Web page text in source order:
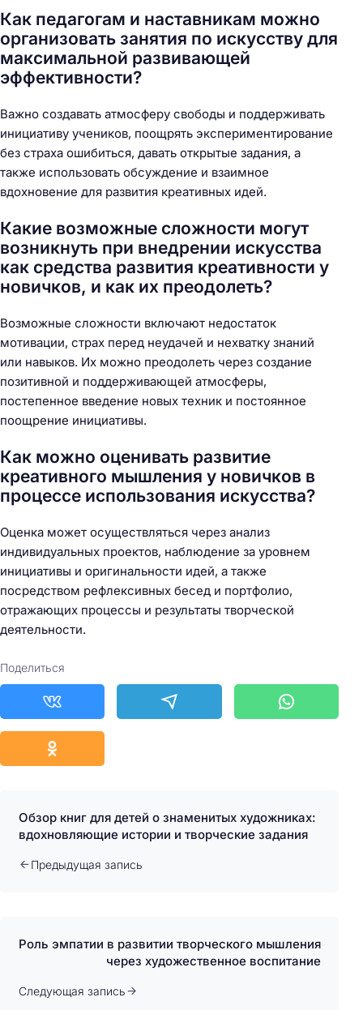
Как педагогам и наставникам можно
организовать занятия по искусству для
максимальной развивающей
эффективности?
Важно создавать атмосферу свободы и поддерживать
инициативу учеников, поощрять экспериментирование
без страха ошибиться, давать открытые задания, а
также использовать обсуждение и взаимное
вдохновение для развития креативных идей.
Какие возможные сложности могут
возникнуть при внедрении искусства
как средства развития креативности у
новичков, и как их преодолеть?
Возможные сложности включают недостаток
мотивации, страх перед неудачей и нехватку знаний
или навыков. Их можно преодолеть через создание
позитивной и поддерживающей атмосферы,
постепенное введение новых техник и постоянное
поощрение инициативы.
Как можно оценивать развитие
креативного мышления у новичков в
процессе использования искусства?
Оценка может осуществляться через анализ
индивидуальных проектов, наблюдение за уровнем
инициативы и оригинальности идей, а также
посредством рефлексивных бесед и портфолио,
отражающих процессы и результаты творческой
деятельности.
Поделиться
Обзор книг для детей о знаменитых художниках:
вдохновляющие истории и творческие задания
Предыдущая запись
Роль эмпатии в развитии творческого мышления
через художественное воспитание
Следующая запись